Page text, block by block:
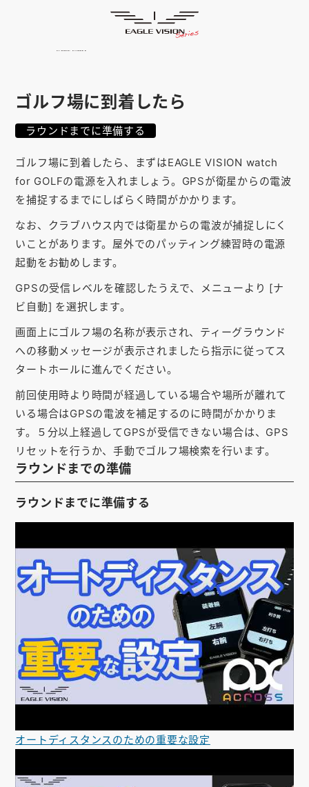
ゴルフナビ
ピンポジ君PIN POSITION
対応コース
EVステーション
取扱い店舗SHOP
サポート
購入する
会社概要
ゴルフ場の方へ
公式オンラインショップ
使用方法
ゴルフ場に到着したら
ラウンドまでに準備する
ゴルフ場に到着したら、まずはEAGLE VISION watch
for GOLFの電源を入れましょう。GPSが衛星からの電波
を捕捉するまでにしばらく時間がかかります。
なお、クラブハウス内では衛星からの電波が捕捉しにく
いことがあります。屋外でのパッティング練習時の電源
起動をお勧めします。
GPSの受信レベルを確認したうえで、メニューより [ナ
ビ自動] を選択します。
画面上にゴルフ場の名称が表示され、ティーグラウンド
への移動メッセージが表示されましたら指示に従ってス
タートホールに進んでください。
前回使用時より時間が経過している場合や場所が離れて
いる場合はGPSの電波を補足するのに時間がかかりま
す。５分以上経過してGPSが受信できない場合は、GPS
リセットを行うか、手動でゴルフ場検索を行います。
ラウンドまでの準備
ラウンドまでに準備する
オートディスタンスのための重要な設定